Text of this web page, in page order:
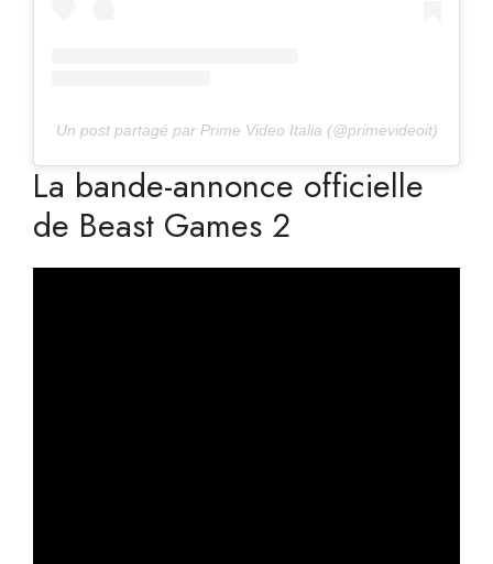
Un post partagé par Prime Video Italia (@primevideoit)
La bande-annonce officielle
de Beast Games 2